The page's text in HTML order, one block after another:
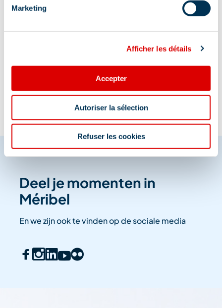
Marketing
Afficher les détails
Accepter
Autoriser la sélection
Refuser les cookies
02/19/2026
Deel je momenten in
Méribel
En we zijn ook te vinden op de sociale media